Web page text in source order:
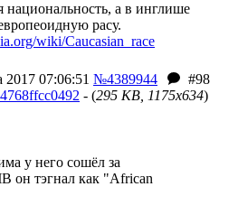
национальность, а в инглише
расу.
wiki/Caucasian_race
2017 07:06:51 №4389944
#98
- (295 KB, 1175x634)
у него сошёл за
он тэгнал как "African